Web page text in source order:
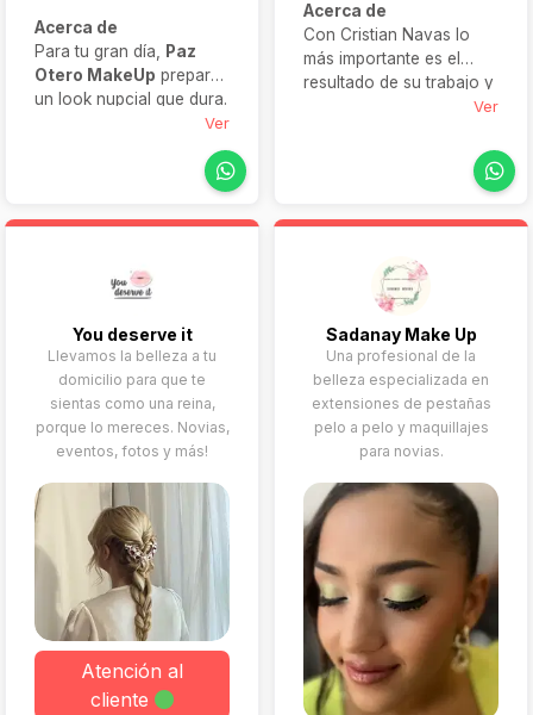
Acerca de
Para tu gran día,
Paz
Otero MakeUp prepara
un look nupcial que dura.
Utilizando productos de
primera calidad, ofrecen
un servicio profesional,
enfocado a novias que
relajadas durante toda la
Ver
Acerca de
Con Cristian Navas lo
más importante es el
resultado de su trabajo y
su prioridad es que tú te
look con el que te
que puedas deslumbrar a
todos el día de tu boda.
Ver
You deserve it
Llevamos la belleza a tu
domicilio para que te
sientas como una reina,
porque lo mereces. Novias,
eventos, fotos y más!
Atención al
cliente
Sadanay Make Up
Una profesional de la
belleza especializada en
extensiones de pestañas
pelo a pelo y maquillajes
para novias.